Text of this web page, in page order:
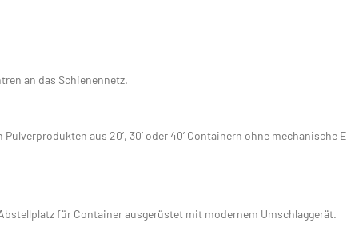
an das Schienennetz.
aus 20’, 30’ oder 40’ Containern ohne
für Container ausgerüstet mit modernem Umschlaggerät.